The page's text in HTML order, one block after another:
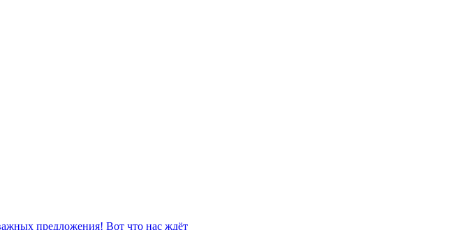
предложения! Вот что нас ждёт